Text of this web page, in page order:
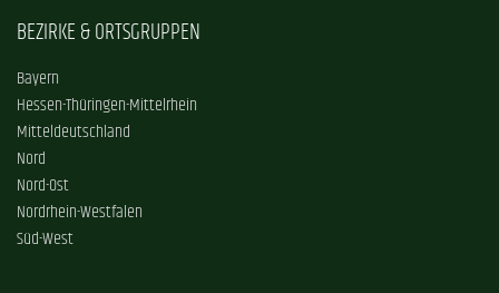
BEZIRKE & ORTSGRUPPEN
Bayern
Hessen-Thüringen-Mittelrhein
Mitteldeutschland
Nord
Nord-Ost
Nordrhein-Westfalen
Süd-West